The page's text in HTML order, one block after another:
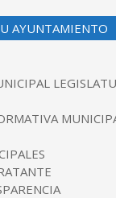
AYUNTAMIENTO